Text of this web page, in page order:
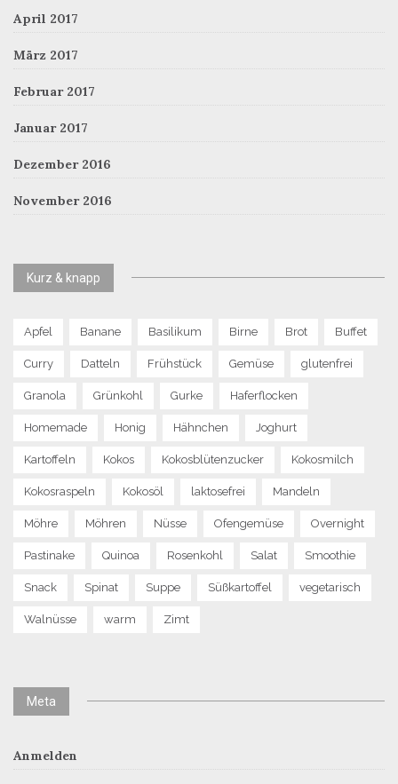
April 2017
März 2017
Februar 2017
Januar 2017
Dezember 2016
November 2016
Kurz & knapp
Apfel Banane Basilikum Birne Brot Buffet
Curry Datteln Frühstück Gemüse glutenfrei
Granola Grünkohl Gurke Haferflocken
Homemade Honig Hähnchen Joghurt
Kartoffeln Kokos Kokosblütenzucker Kokosmilch
Kokosraspeln Kokosöl laktosefrei Mandeln
Möhre Möhren Nüsse Ofengemüse Overnight
Pastinake Quinoa Rosenkohl Salat Smoothie
Snack Spinat Suppe Süßkartoffel vegetarisch
Walnüsse warm Zimt
Meta
Anmelden